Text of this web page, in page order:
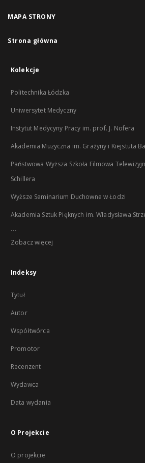
MAPA STRONY
Strona główna
Kolekcje
Politechnika Łódzka
Uniwersytet Medyczny
Instytut Medycyny Pracy im. prof. J. Nofera
Akademia Muzyczna im. Grażyny i Kiejstuta
Państwowa Wyższa Szkoła Filmowa
Schillera
Wyższe Seminarium Duchowne w Łodzi
Akademia Sztuk Pięknych im. Władysława
...
Zobacz więcej
Indeksy
Tytuł
Autor
Współtwórca
Promotor
Recenzent
Wydawca
Data wydania
O Projekcie
O projekcie